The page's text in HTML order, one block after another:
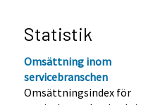
Statistik
Omsättning inom
servicebranschen
Omsättningsindex för